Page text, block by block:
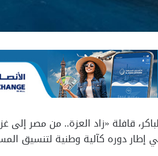
دوره كآلية وطنية لتنسيق